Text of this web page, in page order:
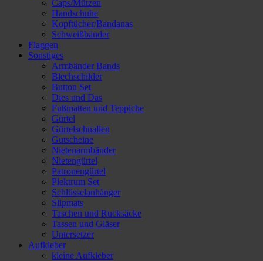
Caps/Mützen
Handschuhe
Kopftücher/Bandanas
Schweißbänder
Flaggen
Sonstiges
Armbänder Bands
Blechschilder
Button Set
Dies und Das
Fußmatten und Teppiche
Gürtel
Gürtelschnallen
Gutscheine
Nietenarmbänder
Nietengürtel
Patronengürtel
Plektrum Set
Schlüsselanhänger
Slipmats
Taschen und Rucksäcke
Tassen und Gläser
Untersetzer
Aufkleber
kleine Aufkleber